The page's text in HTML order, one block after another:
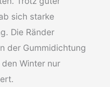
sich starke
Die Ränder
der Gummidichtung
Winter nur